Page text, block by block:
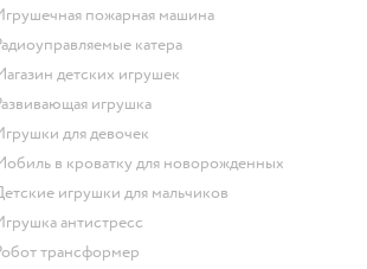
Игрушечная пожарная машина
Радиоуправляемые катера
Магазин детских игрушек
Развивающая игрушка
Игрушки для девочек
Мобиль в кроватку для новорожденных
Детские игрушки для мальчиков
Игрушка антистресс
Робот трансформер